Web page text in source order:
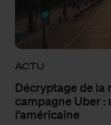
ACTU
Décryptage de la
campagne Uber :
l'américaine